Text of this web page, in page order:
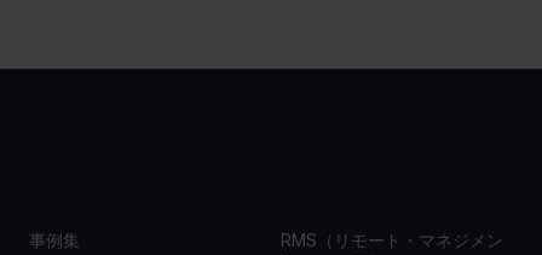
事例集
RMS（リモート・マネジメン